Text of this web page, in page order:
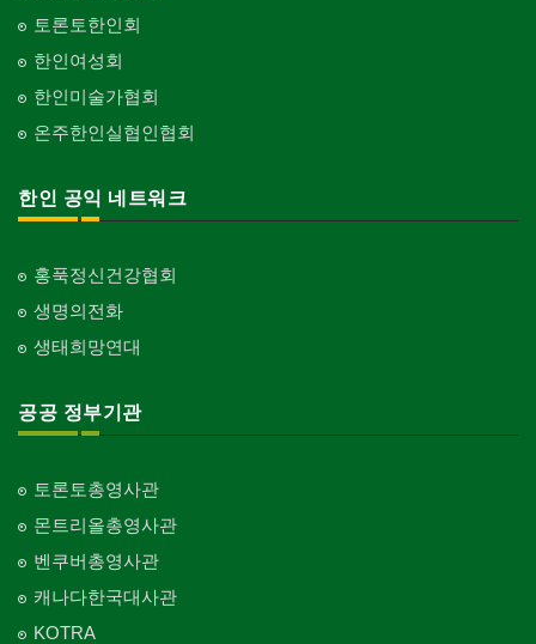
토론토한인회
한인여성회
한인미술가협회
온주한인실협인협회
한인 공익 네트워크
홍푹정신건강협회
생명의전화
생태희망연대
공공 정부기관
토론토총영사관
몬트리올총영사관
벤쿠버총영사관
캐나다한국대사관
KOTRA